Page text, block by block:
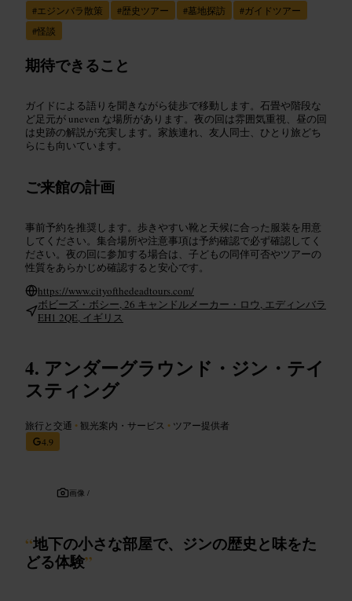
#エジンバラ散策 #歴史ツアー #墓地探訪 #ガイドツアー
#怪談
期待できること
ガイドによる語りを聞きながら徒歩で移動します。石畳や階段な
ど足元が uneven な場所があります。夜の回は雰囲気重視、昼の回
は史跡の解説が充実します。家族連れ、友人同士、ひとり旅どち
らにも向いています。
ご来館の計画
事前予約を推奨します。歩きやすい靴と天候に合った服装を用意
してください。集合場所や注意事項は予約確認で必ず確認してく
ださい。夜の回に参加する場合は、子どもの同伴可否やツアーの
性質をあらかじめ確認すると安心です。
https://www.cityofthedeadtours.com/
ボビーズ・ボシー, 26 キャンドルメーカー・ロウ, エディンバラ
EH1 2QE, イギリス
アンダーグラウンド・ジン・テイ
スティング
旅行と交通 • 観光案内・サービス • ツアー提供者
4.9
画像 /
“地下の小さな部屋で、ジンの歴史と味をた
どる体験”